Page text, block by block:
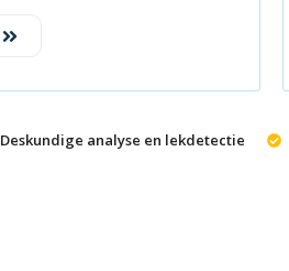
Deskundige analyse en lekdetectie